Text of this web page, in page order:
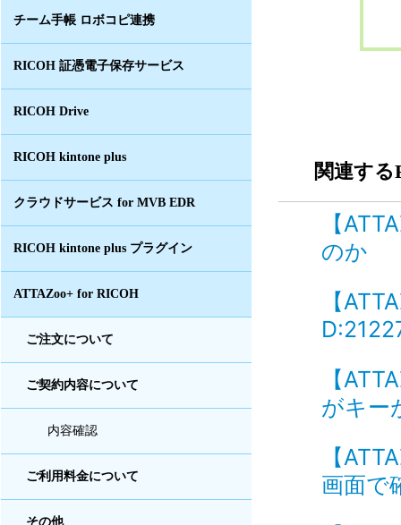
チーム手帳 ロボコピ連携
RICOH 証憑電子保存サービス
RICOH Drive
RICOH kintone plus
クラウドサービス for MVB EDR
RICOH kintone plus プラグイン
ATTAZoo+ for RICOH
ご注文について
ご契約内容について
内容確認
ご利用料金について
その他
関連する
【
のか
【
【
がキ
【
画面